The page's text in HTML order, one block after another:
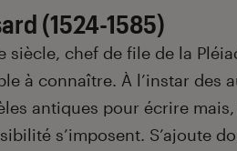
(1524-1585)
siècle, chef de file de la
à connaître. À l’instar des
antiques pour écrire
s’imposent. S’ajoute